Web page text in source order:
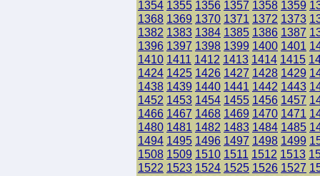
1354 1355 1356 1357 1358 1359
1368 1369 1370 1371 1372 1373
1382 1383 1384 1385 1386 1387
1396 1397 1398 1399 1400 1401
1410 1411 1412 1413 1414 1415
1424 1425 1426 1427 1428 1429
1438 1439 1440 1441 1442 1443
1452 1453 1454 1455 1456 1457
1466 1467 1468 1469 1470 1471
1480 1481 1482 1483 1484 1485
1494 1495 1496 1497 1498 1499
1508 1509 1510 1511 1512 1513
1522 1523 1524 1525 1526 1527